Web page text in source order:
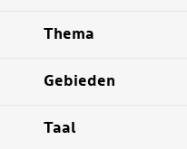
Thema
Gebieden
Taal